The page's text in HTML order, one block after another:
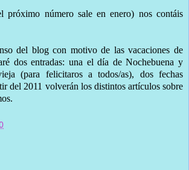
próximo número sale en enero) nos contáis
del blog con motivo de las vacaciones de
dos entradas: una el día de Nochebuena y
(para felicitaros a todos/as), dos fechas
del 2011 volverán los distintos artículos sobre